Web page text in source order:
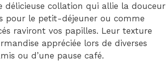
délicieuse collation qui allie la douceur
pour le petit-déjeuner ou comme
raviront vos papilles. Leur texture
appréciée lors de diverses
ou d’une pause café.